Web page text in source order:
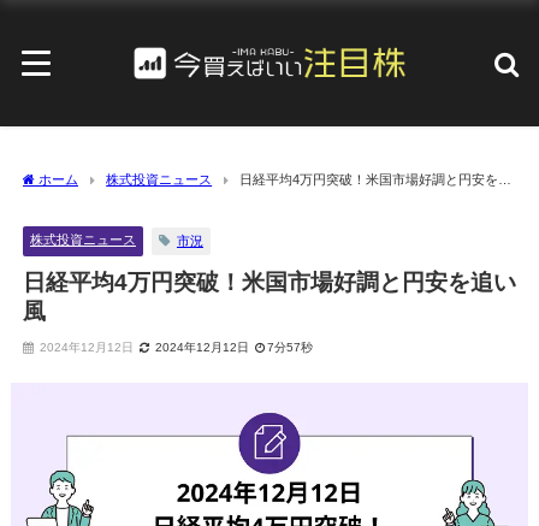
ホーム 株式投資ニュース
日経平均4万円突破！米国市場好調と円安を追
株式投資ニュース 市況
日経平均4万円突破！米国市場好調と円安を追い
風
2024年12月12日 2024年12月12日 7分57秒